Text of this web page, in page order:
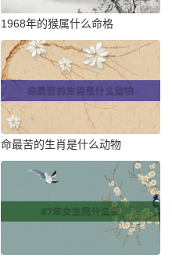
1968年的猴属什么命格
命最苦的生肖是什么动物